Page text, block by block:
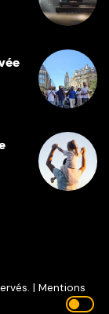
| Mentions